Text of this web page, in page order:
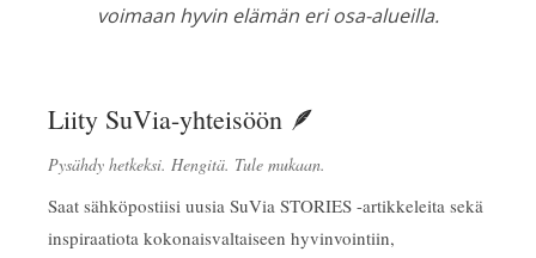
voimaan hyvin elämän eri osa-alueilla.
Liity SuVia-yhteisöön 🪶
Pysähdy hetkeksi. Hengitä. Tule mukaan.
Saat sähköpostiisi uusia SuVia STORIES -artikkeleita sekä
inspiraatiota kokonaisvaltaiseen hyvinvointiin,